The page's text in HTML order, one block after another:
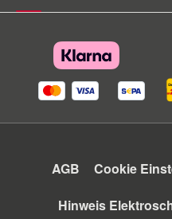
AGB Cookie
Hinweis